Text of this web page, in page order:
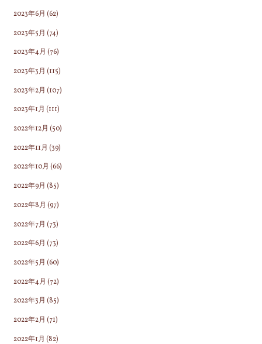
2023年6月 (62)
2023年5月 (74)
2023年4月 (76)
2023年3月 (115)
2023年2月 (107)
2023年1月 (111)
2022年12月 (50)
2022年11月 (39)
2022年10月 (66)
2022年9月 (85)
2022年8月 (97)
2022年7月 (73)
2022年6月 (73)
2022年5月 (60)
2022年4月 (72)
2022年3月 (85)
2022年2月 (71)
2022年1月 (82)